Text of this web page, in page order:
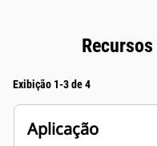
Exibição 1-3 de 4
Aplicação